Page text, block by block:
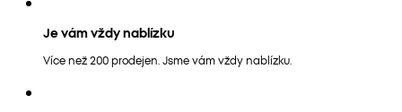
Je vám vždy nablízku
Více než 200 prodejen. Jsme vám vždy nablízku.